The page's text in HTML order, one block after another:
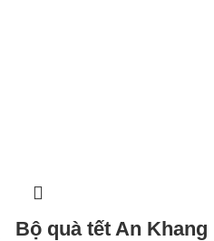
Bộ quà tết An Khang